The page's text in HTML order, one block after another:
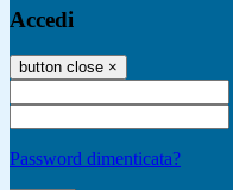
Accedi
button close ×
Password dimenticata?